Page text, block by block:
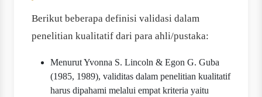
Berikut beberapa definisi validasi dalam
penelitian kualitatif dari para ahli/pustaka:
Menurut Yvonna S. Lincoln & Egon G. Guba
(1985, 1989), validitas dalam penelitian kualitatif
harus dipahami melalui empat kriteria yaitu